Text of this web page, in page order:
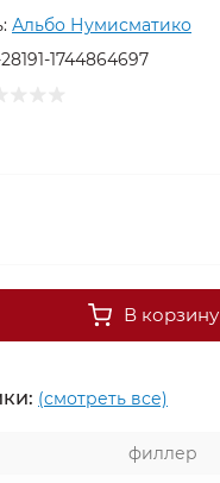
Альбо Нумисматико
1744864697
В корзину
(смотреть все)
филлер